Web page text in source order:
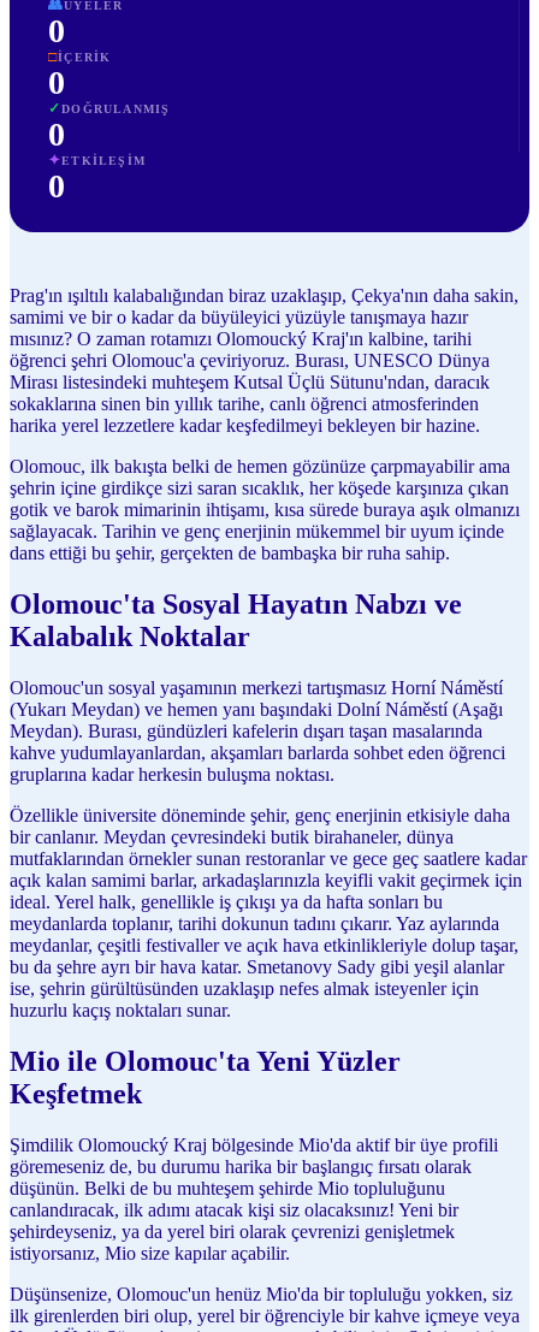
👥UYELER
0
□İÇERIK
0
✓DOĞRULANMIŞ
0
✦ETKILEŞIM
0
Prag'ın ışıltılı kalabalığından biraz uzaklaşıp, Çekya'nın daha sakin,
samimi ve bir o kadar da büyüleyici yüzüyle tanışmaya hazır
mısınız? O zaman rotamızı Olomoucký Kraj'ın kalbine, tarihi
öğrenci şehri Olomouc'a çeviriyoruz. Burası, UNESCO Dünya
Mirası listesindeki muhteşem Kutsal Üçlü Sütunu'ndan, daracık
sokaklarına sinen bin yıllık tarihe, canlı öğrenci atmosferinden
harika yerel lezzetlere kadar keşfedilmeyi bekleyen bir hazine.
Olomouc, ilk bakışta belki de hemen gözünüze çarpmayabilir ama
şehrin içine girdikçe sizi saran sıcaklık, her köşede karşınıza çıkan
gotik ve barok mimarinin ihtişamı, kısa sürede buraya aşık olmanızı
sağlayacak. Tarihin ve genç enerjinin mükemmel bir uyum içinde
dans ettiği bu şehir, gerçekten de bambaşka bir ruha sahip.
Olomouc'ta Sosyal Hayatın Nabzı ve
Kalabalık Noktalar
Olomouc'un sosyal yaşamının merkezi tartışmasız Horní Náměstí
(Yukarı Meydan) ve hemen yanı başındaki Dolní Náměstí (Aşağı
Meydan). Burası, gündüzleri kafelerin dışarı taşan masalarında
kahve yudumlayanlardan, akşamları barlarda sohbet eden öğrenci
gruplarına kadar herkesin buluşma noktası.
Özellikle üniversite döneminde şehir, genç enerjinin etkisiyle daha
bir canlanır. Meydan çevresindeki butik birahaneler, dünya
mutfaklarından örnekler sunan restoranlar ve gece geç saatlere kadar
açık kalan samimi barlar, arkadaşlarınızla keyifli vakit geçirmek için
ideal. Yerel halk, genellikle iş çıkışı ya da hafta sonları bu
meydanlarda toplanır, tarihi dokunun tadını çıkarır. Yaz aylarında
meydanlar, çeşitli festivaller ve açık hava etkinlikleriyle dolup taşar,
bu da şehre ayrı bir hava katar. Smetanovy Sady gibi yeşil alanlar
ise, şehrin gürültüsünden uzaklaşıp nefes almak isteyenler için
huzurlu kaçış noktaları sunar.
Mio ile Olomouc'ta Yeni Yüzler
Keşfetmek
Şimdilik Olomoucký Kraj bölgesinde Mio'da aktif bir üye profili
göremeseniz de, bu durumu harika bir başlangıç fırsatı olarak
düşünün. Belki de bu muhteşem şehirde Mio topluluğunu
canlandıracak, ilk adımı atacak kişi siz olacaksınız! Yeni bir
şehirdeyseniz, ya da yerel biri olarak çevrenizi genişletmek
istiyorsanız, Mio size kapılar açabilir.
Düşünsenize, Olomouc'un henüz Mio'da bir topluluğu yokken, siz
ilk girenlerden biri olup, yerel bir öğrenciyle bir kahve içmeye veya